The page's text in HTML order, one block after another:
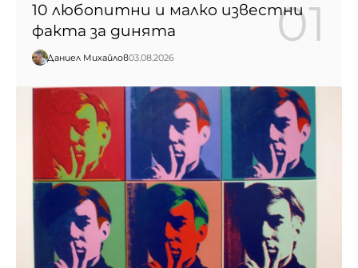
10 любопитни и малко известни
факта за динята
Даниел Михайлов03.08.2026